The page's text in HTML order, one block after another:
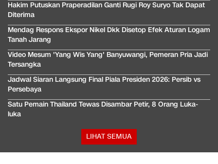
Hakim Putuskan Praperadilan Ganti Rugi Roy Suryo Tak Dapat
Diterima
Mendag Respons Ekspor Nikel Dkk Disetop Efek Aturan Logam
Tanah Jarang
Video Mesum 'Yang Wis Yang' Banyuwangi, Pemeran Pria Jadi
Tersangka
Jadwal Siaran Langsung Final Piala Presiden 2026: Persib vs
Persebaya
Satu Pemain Thailand Tewas Disambar Petir, 8 Orang Luka-
luka
LIHAT SEMUA